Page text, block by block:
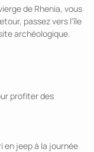
de Rhenia, vous
passez vers l'île
archéologique.
profiter des
en jeep à la journée